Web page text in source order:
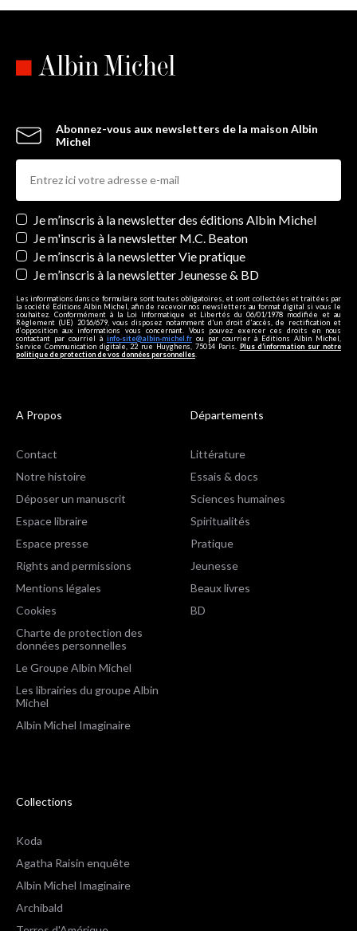
Abonnez-vous aux newsletters de la maison Albin
Michel
Newsletters
Je m’inscris à la newsletter des éditions Albin Michel
Je m'inscris à la newsletter M.C. Beaton
Je m’inscris à la newsletter Vie pratique
Je m’inscris à la newsletter Jeunesse & BD
Les informations dans ce formulaire sont toutes obligatoires, et sont collectées et traitées par
la société Editions Albin Michel, afin de recevoir nos newsletters au format digital si vous le
souhaitez. Conformément à la Loi Informatique et Libertés du 06/01/1978 modifiée et au
Règlement (UE) 2016/679, vous disposez notamment d'un droit d'accès, de rectification et
d’opposition aux informations vous concernant. Vous pouvez exercer ces droits en nous
contactant par courriel à info-site@albin-michel.fr ou par courrier à Editions Albin Michel,
Service Communication digitale, 22 rue Huyghens, 75014 Paris. Plus d’information sur notre
politique de protection de vos données personnelles
A Propos
Contact
Notre histoire
Déposer un manuscrit
Espace libraire
Espace presse
Rights and permissions
Mentions légales
Cookies
Charte de protection des
données personnelles
Le Groupe Albin Michel
Les librairies du groupe Albin
Michel
Albin Michel Imaginaire
Départements
Littérature
Essais & docs
Sciences humaines
Spiritualités
Pratique
Jeunesse
Beaux livres
BD
Collections
Koda
Agatha Raisin enquête
Albin Michel Imaginaire
Archibald